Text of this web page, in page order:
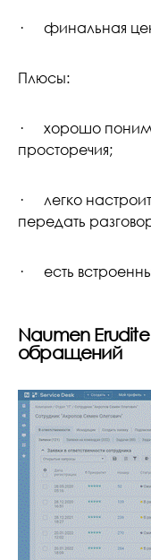
· финальная
Плюсы:
· хорошо
просторечия;
· легко
передать
· есть
Naumen
обращений